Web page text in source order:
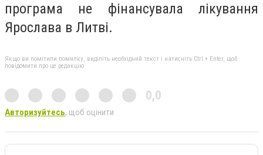
програма не фінансувала лікування
Ярослава в Литві.
Якщо ви помітили помилку, виділіть необхідний текст і натисніть Ctrl + Enter, щоб
повідомити про це редакцію
0,0
Авторизуйтесь, щоб оцінити